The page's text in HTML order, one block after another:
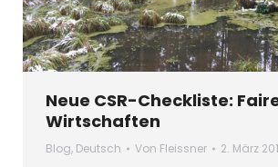
Neue CSR-Checkliste:
Wirtschaften
Blog, Deutsch Von Fleissner 2. März